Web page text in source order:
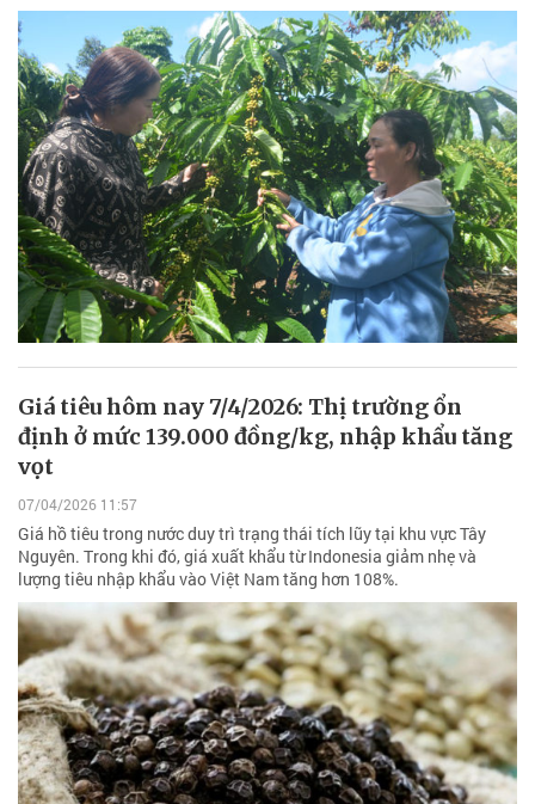
Giá tiêu hôm nay 7/4/2026: Thị trường ổn
định ở mức 139.000 đồng/kg, nhập khẩu tăng
vọt
07/04/2026 11:57
Giá hồ tiêu trong nước duy trì trạng thái tích lũy tại khu vực Tây
Nguyên. Trong khi đó, giá xuất khẩu từ Indonesia giảm nhẹ và
lượng tiêu nhập khẩu vào Việt Nam tăng hơn 108%.